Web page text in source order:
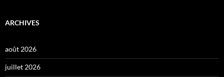
ARCHIVES
août 2026
juillet 2026